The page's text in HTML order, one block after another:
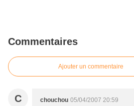
Commentaires
Ajouter un commentaire
C chouchou 05/04/2007 20:59